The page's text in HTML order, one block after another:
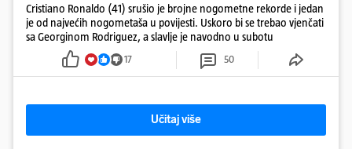
Cristiano Ronaldo (41) srušio je brojne nogometne rekorde i jedan
je od najvećih nogometaša u povijesti. Uskoro bi se trebao vjenčati
sa Georginom Rodriguez, a slavlje je navodno u subotu
17 50
Učitaj više